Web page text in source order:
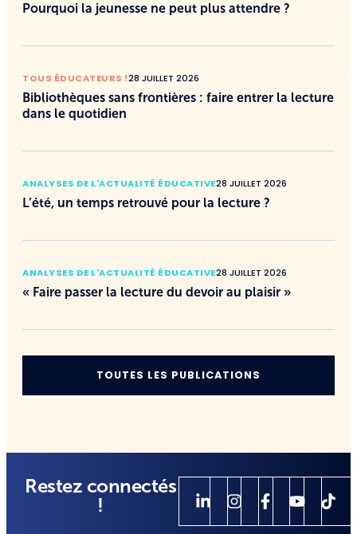
Pourquoi la jeunesse ne peut plus attendre ?
TOUS ÉDUCATEURS !28 JUILLET 2026
Bibliothèques sans frontières : faire entrer la lecture
dans le quotidien
ANALYSES DE L'ACTUALITÉ ÉDUCATIVE28 JUILLET 2026
L’été, un temps retrouvé pour la lecture ?
ANALYSES DE L'ACTUALITÉ ÉDUCATIVE28 JUILLET 2026
« Faire passer la lecture du devoir au plaisir »
TOUTES LES PUBLICATIONS
Restez connectés
!